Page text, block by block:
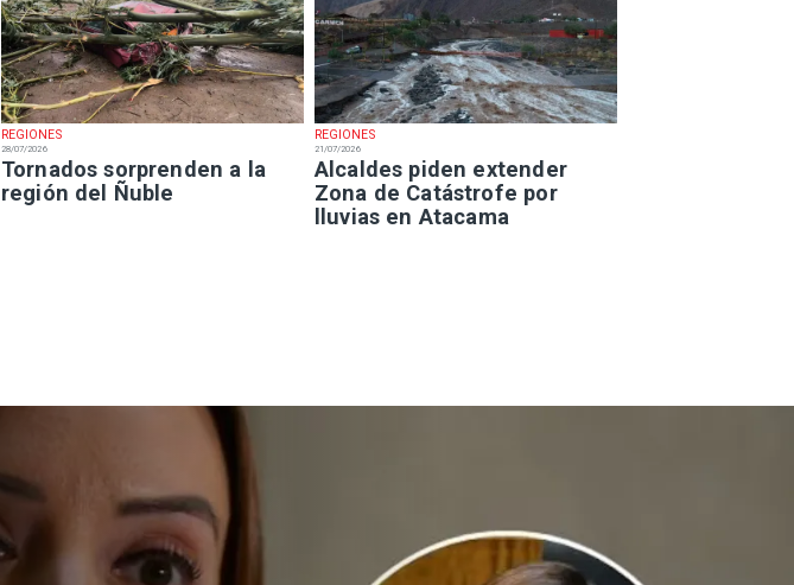
REGIONES
28/07/2026
Tornados sorprenden a la
región del Ñuble
REGIONES
21/07/2026
Alcaldes piden extender
Zona de Catástrofe por
lluvias en Atacama